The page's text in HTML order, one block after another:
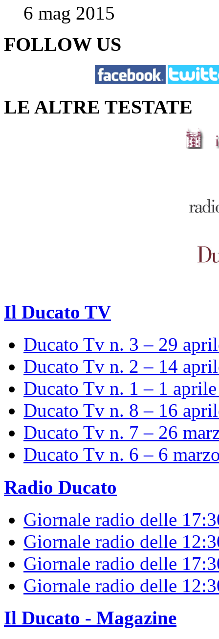
6 mag 2015
FOLLOW US
LE ALTRE TESTATE
Il Ducato TV
Ducato Tv n. 3 – 29
Ducato Tv n. 2 – 14
Ducato Tv n. 1 – 1
Ducato Tv n. 8 – 16
Ducato Tv n. 7 – 26
Ducato Tv n. 6 – 6
Radio Ducato
Giornale radio delle
Giornale radio delle
Giornale radio delle
Giornale radio delle
Il Ducato - Magazine